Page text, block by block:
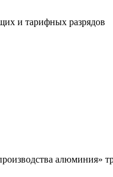
и тарифных разрядов
алюминия»